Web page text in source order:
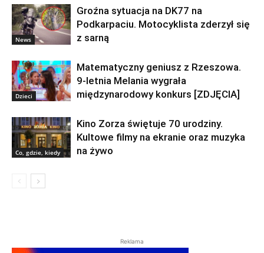
News
Groźna sytuacja na DK77 na
Podkarpaciu. Motocyklista zderzył się
z sarną
Dzieci
Matematyczny geniusz z Rzeszowa.
9-letnia Melania wygrała
międzynarodowy konkurs [ZDJĘCIA]
Co, gdzie, kiedy
Kino Zorza świętuje 70 urodziny.
Kultowe filmy na ekranie oraz muzyka
na żywo
Reklama